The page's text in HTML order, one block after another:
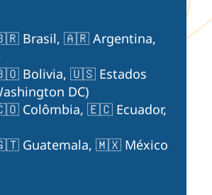
Brasil, 🇦🇷 Argentina,
Bolivia, 🇺🇸 Estados
DC)
Colômbia, 🇪🇨 Ecuador,
Guatemala, 🇲🇽 México